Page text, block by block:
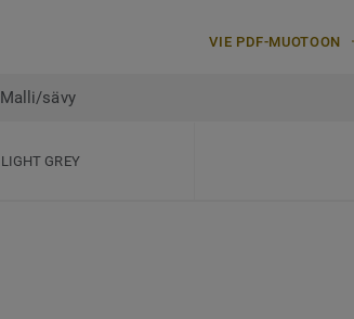
VIE PDF-MUOTOON
Malli/sävy
LIGHT GREY